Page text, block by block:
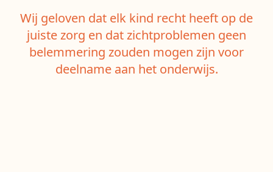
Wij geloven dat elk kind recht heeft op de
juiste zorg en dat zichtproblemen geen
belemmering zouden mogen zijn voor
deelname aan het onderwijs.